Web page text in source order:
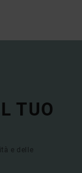
TUO
e delle